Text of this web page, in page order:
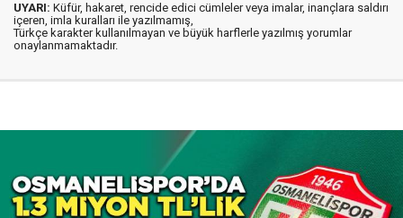
UYARI: Küfür, hakaret, rencide edici cümleler veya imalar, inançlara saldırı
içeren, imla kuralları ile yazılmamış,
Türkçe karakter kullanılmayan ve büyük harflerle yazılmış yorumlar
onaylanmamaktadır.